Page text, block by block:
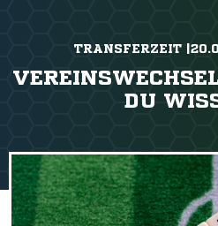
TRANSFERZEIT
DU